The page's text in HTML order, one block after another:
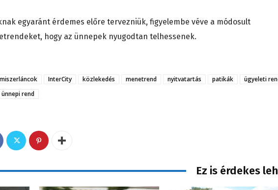
egyaránt érdemes előre tervezniük, figyelembe véve a módosult
hogy az ünnepek nyugodtan telhessenek.
InterCity közlekedés menetrend nyitvatartás patikák
ügyeleti
ünnepi rend
Ez is érdekes